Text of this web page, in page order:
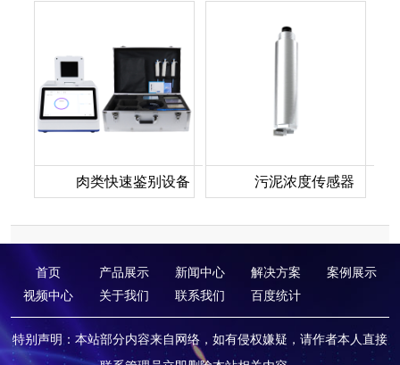
肉类快速鉴别设备 污泥浓度传感器
首页 产品展示 新闻中心 解决方案
案例展示
视频中心
关于我们 联系我们 百度统计
特别声明：本站部分内容来自网络，如有侵权嫌疑，请作者本人直接